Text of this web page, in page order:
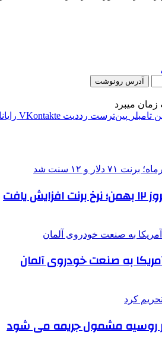
آدرس رونوشت
‫تامبلر ‫پین‌ترست ‫رددیت ‫VKontakte
یافت
در روسیه مشمول جریمه می شود